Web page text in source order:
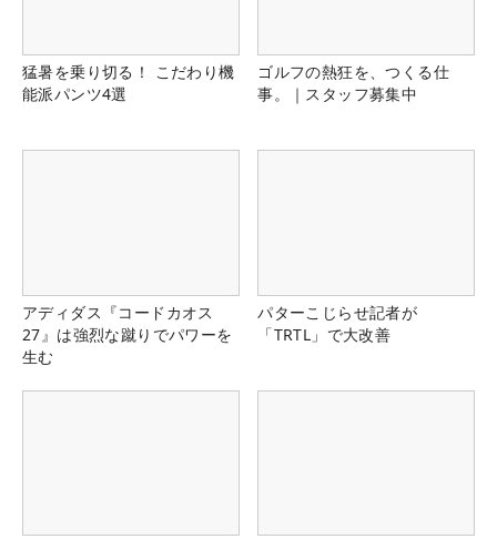
猛暑を乗り切る！ こだわり機
能派パンツ4選
ゴルフの熱狂を、つくる仕
事。｜スタッフ募集中
アディダス『コードカオス
27』は強烈な蹴りでパワーを
生む
パターこじらせ記者が
「TRTL」で大改善